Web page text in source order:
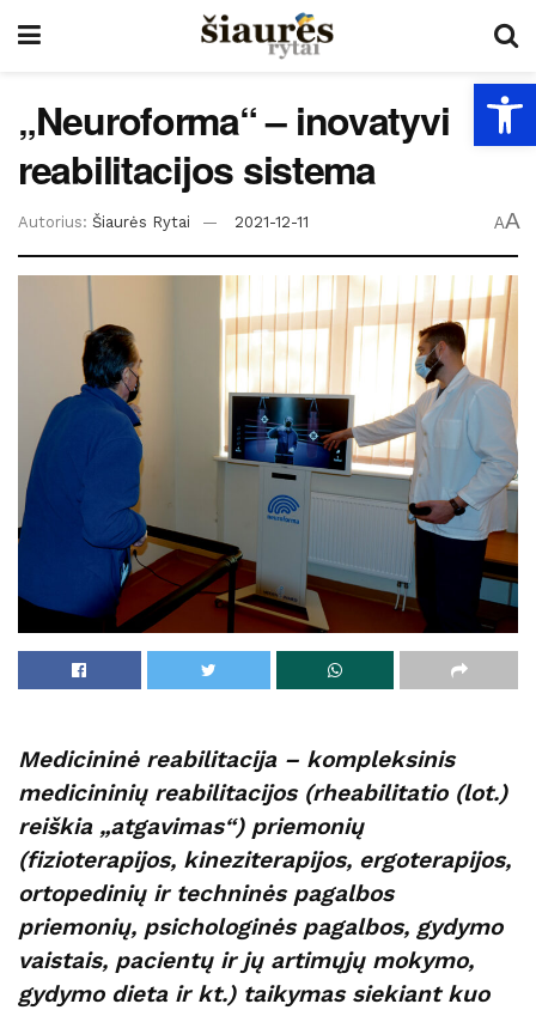
„Neuroforma“ – inovatyvi
reabilitacijos sistema
Autorius: Šiaurės Rytai 2021-12-11 AA
Medicininė reabilitacija – kompleksinis
medicininių reabilitacijos (rheabilitatio (lot.)
reiškia „atgavimas“) priemonių
(fizioterapijos, kineziterapijos, ergoterapijos,
ortopedinių ir techninės pagalbos
priemonių, psichologinės pagalbos, gydymo
vaistais, pacientų ir jų artimųjų mokymo,
gydymo dieta ir kt.) taikymas siekiant kuo